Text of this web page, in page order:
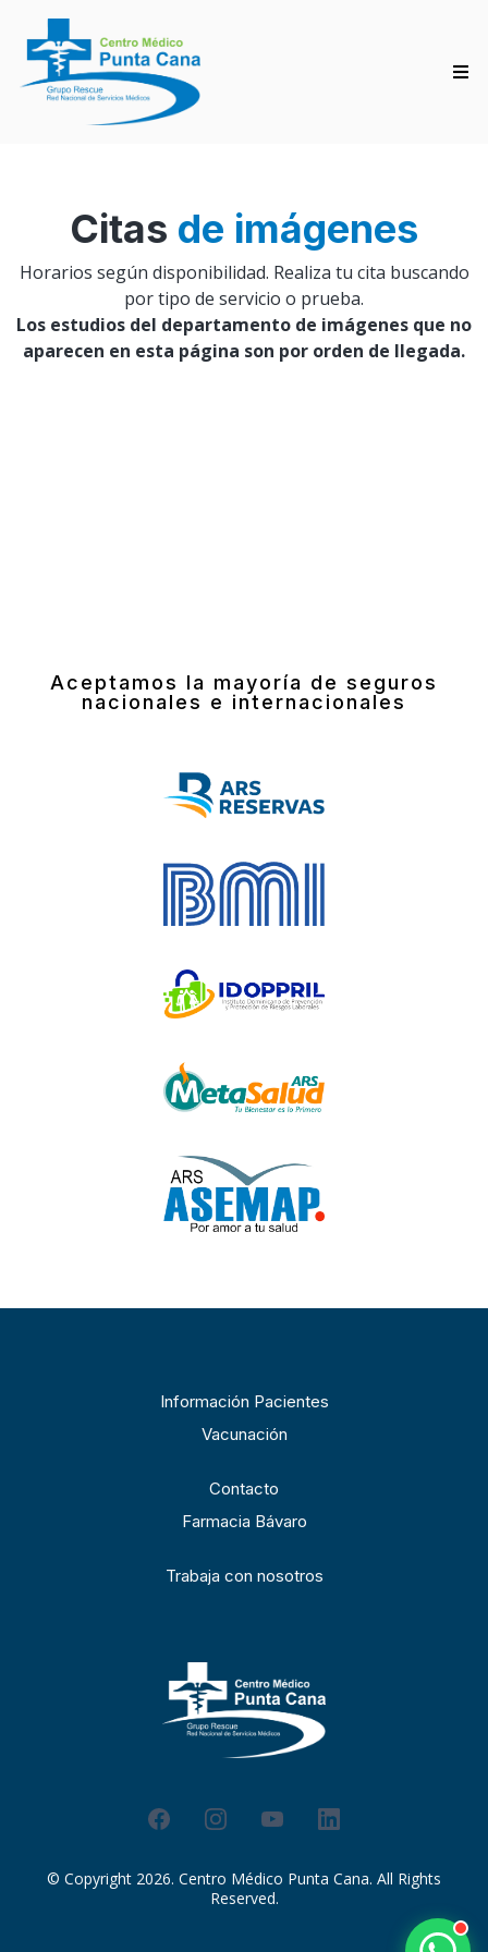
Citas de imágenes
Horarios según disponibilidad. Realiza tu cita buscando
por tipo de servicio o prueba.
Los estudios del departamento de imágenes que no
aparecen en esta página son por orden de llegada.
Aceptamos la mayoría de seguros
nacionales e internacionales
Información Pacientes
Vacunación
Contacto
Farmacia Bávaro
Trabaja con nosotros
© Copyright 2026. Centro Médico Punta Cana. All Rights
Reserved.